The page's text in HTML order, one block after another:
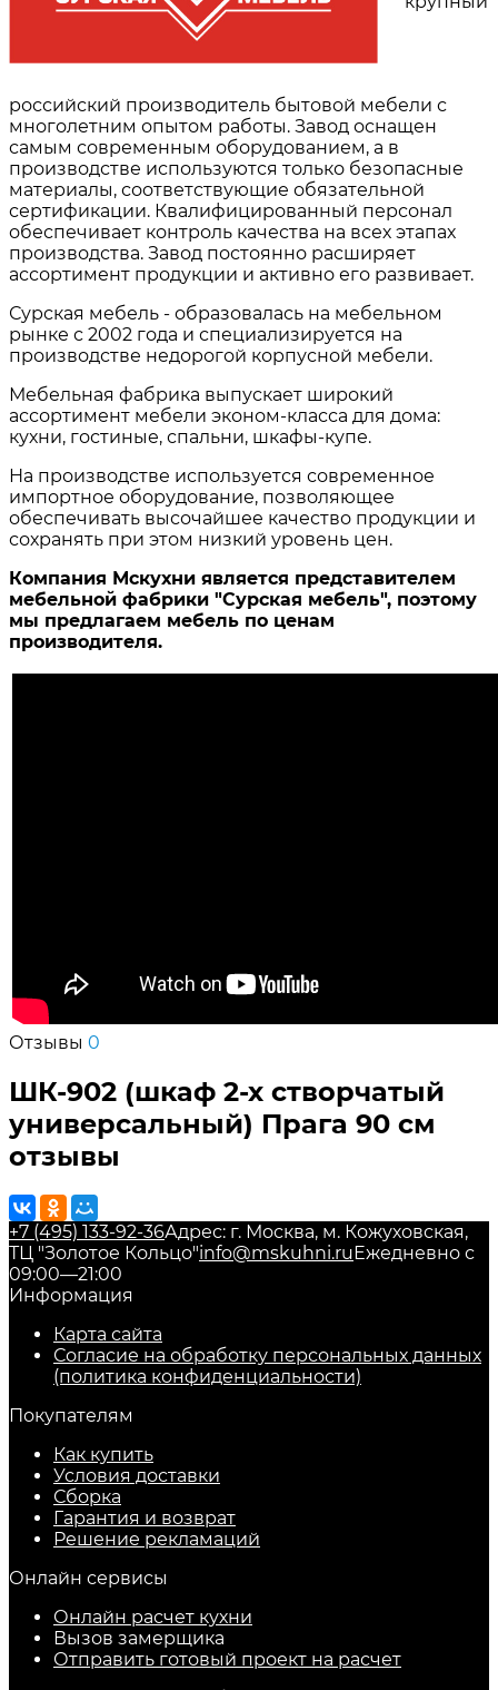
российский производитель бытовой мебели с
многолетним опытом работы. Завод оснащен
самым современным оборудованием, а в
производстве используются только безопасные
материалы, соответствующие обязательной
сертификации. Квалифицированный персонал
обеспечивает контроль качества на всех этапах
производства. Завод постоянно расширяет
ассортимент продукции и активно его развивает.
Сурская мебель - образовалась на мебельном
рынке с 2002 года и специализируется на
производстве недорогой корпусной мебели.
Мебельная фабрика выпускает широкий
ассортимент мебели эконом-класса для дома:
кухни, гостиные, спальни, шкафы-купе.
На производстве используется современное
импортное оборудование, позволяющее
обеспечивать высочайшее качество продукции и
сохранять при этом низкий уровень цен.
Компания Мскухни является представителем
мебельной фабрики "Сурская мебель", поэтому
мы предлагаем мебель по ценам
производителя.
Отзывы 0
ШК-902 (шкаф 2-х створчатый
универсальный) Прага 90 см
отзывы
+7 (495) 133-92-36Адрес: г. Москва, м. Кожуховская,
ТЦ "Золотое Кольцо"info@mskuhni.ruЕжедневно с
09:00—21:00
Информация
Карта сайта
Согласие на обработку персональных данных
(политика конфиденциальности)
Покупателям
Как купить
Условия доставки
Сборка
Гарантия и возврат
Решение рекламаций
Онлайн сервисы
Онлайн расчет кухни
Вызов замерщика
Отправить готовый проект на расчет